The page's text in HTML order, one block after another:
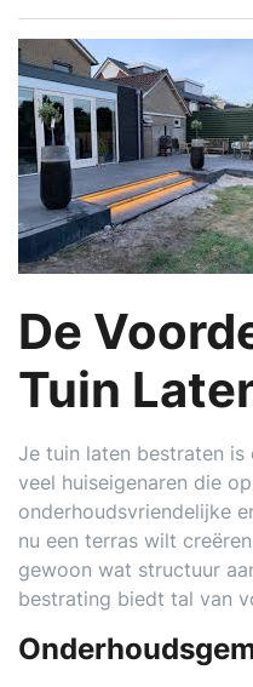
De
Tuin
Je tuin laten bestraten
veel huiseigenaren die
onderhoudsvriendelijke
nu een terras wilt
gewoon wat structuur
bestrating biedt tal van